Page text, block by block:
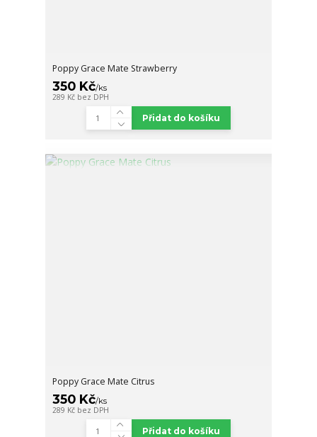
Poppy Grace Mate Strawberry
350 Kč/ks
289 Kč bez DPH
Přidat do košíku
Poppy Grace Mate Citrus
350 Kč/ks
289 Kč bez DPH
Přidat do košíku